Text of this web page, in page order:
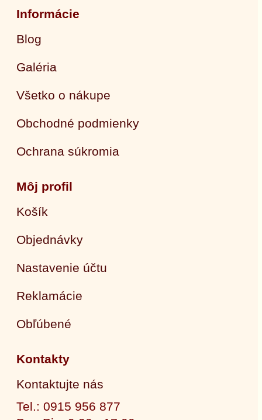
Informácie
Blog
Galéria
Všetko o nákupe
Obchodné podmienky
Ochrana súkromia
Môj profil
Košík
Objednávky
Nastavenie účtu
Reklamácie
Obľúbené
Kontakty
Kontaktujte nás
Tel.: 0915 956 877